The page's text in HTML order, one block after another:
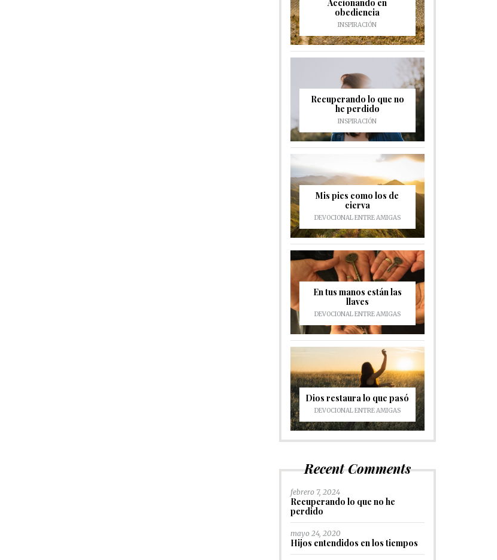
Accionando en
obediencia
INSPIRACIÓN
Recuperando lo que no
he perdido
INSPIRACIÓN
Mis pies como los de
cierva
DEVOCIONAL ENTRE AMIGAS
En tus manos están las
llaves
DEVOCIONAL ENTRE AMIGAS
Dios restaura lo que pasó
DEVOCIONAL ENTRE AMIGAS
Recent Comments
febrero 7, 2024
Recuperando lo que no he
perdido
mayo 24, 2020
Hijos entendidos en los tiempos